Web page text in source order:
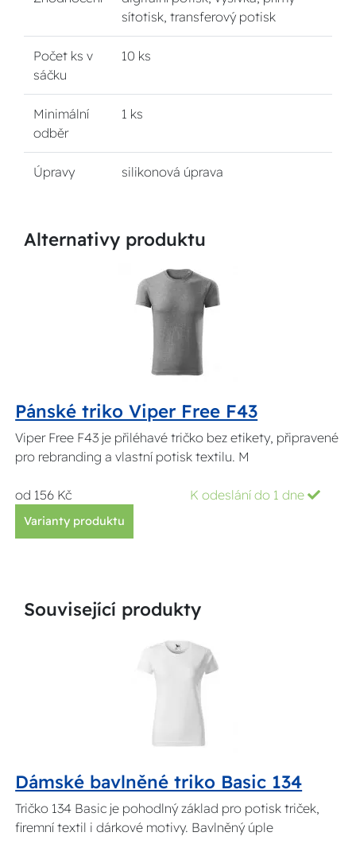
sítotisk, transferový potisk
Počet ks v
sáčku
10 ks
Minimální
odběr
1 ks
Úpravy silikonová úprava
Alternativy produktu
Pánské triko Viper Free F43
Viper Free F43 je přiléhavé tričko bez etikety, připravené
pro rebranding a vlastní potisk textilu. M
od 156 Kč K odeslání do 1 dne
Varianty produktu
Související produkty
Dámské bavlněné triko Basic 134
Tričko 134 Basic je pohodlný základ pro potisk triček,
firemní textil i dárkové motivy. Bavlněný úple